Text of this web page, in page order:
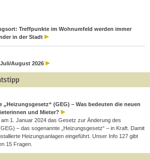
Treffpunkte im Wohnumfeld werden immer
in der Stadt
August 2026
„Heizungsgesetz“ (GEG) – Was bedeuten die neuen
und Mieter?
1. Januar 2024 das Gesetz zur Änderung des
– das sogenannte „Heizungsgesetz“ – in Kraft. Damit
Heizungsanlagen eingeführt. Unser Info 127 gibt
15 Fragen.